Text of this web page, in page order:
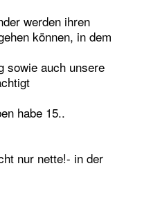
werden ihren
können, in dem
sowie auch unsere
habe 15..
nur nette!- in der